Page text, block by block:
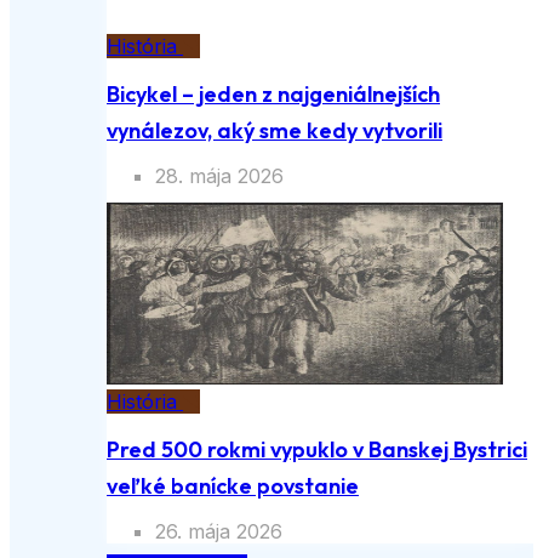
História
Bicykel – jeden z najgeniálnejších
vynálezov, aký sme kedy vytvorili
28. mája 2026
História
Pred 500 rokmi vypuklo v Banskej Bystrici
veľké banícke povstanie
26. mája 2026